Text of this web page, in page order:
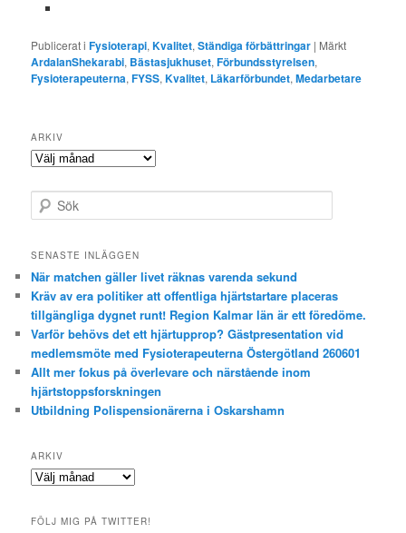
Publicerat i Fysioterapi,Kvalitet,Ständiga förbättringar | Märkt
ArdalanShekarabi, Bästasjukhuset,Förbundsstyrelsen,
Fysioterapeuterna,FYSS,Kvalitet, Läkarförbundet,Medarbetare
ARKIV
Arkiv
ö
SENASTE INLÄGGEN
När matchen gäller livet räknas varenda sekund
Kräv av era politiker att offentliga hjärtstartare placeras
tillgängliga dygnet runt! Region Kalmar län är ett föredöme.
Varför behövs det ett hjärtupprop? Gästpresentation vid
medlemsmöte med Fysioterapeuterna Östergötland 260601
Allt mer fokus på överlevare och närstående inom
hjärtstoppsforskningen
Utbildning Polispensionärerna i Oskarshamn
ARKIV
Arkiv
FÖLJ MIG PÅ TWITTER!